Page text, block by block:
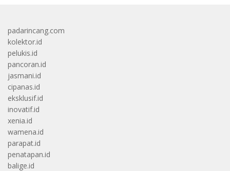
padarincang.com
kolektor.id
pelukis.id
pancoran.id
jasmani.id
cipanas.id
eksklusif.id
inovatif.id
xenia.id
wamena.id
parapat.id
penatapan.id
balige.id